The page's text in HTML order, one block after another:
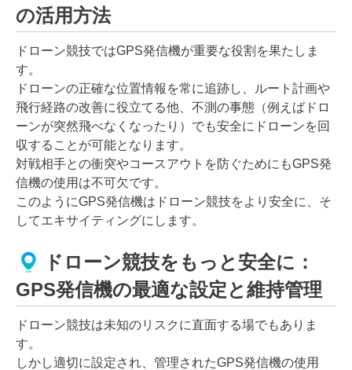
の活用方法
ドローン競技ではGPS発信機が重要な役割を果たしま
す。
ドローンの正確な位置情報を常に追跡し、ルート計画や
飛行経路の改善に役立てる他、不測の事態（例えばドロ
ーンが突然飛べなくなったり）でも安全にドローンを回
収することが可能となります。
対戦相手との衝突やコースアウトを防ぐためにもGPS発
信機の使用は不可欠です。
このようにGPS発信機はドローン競技をより安全に、そ
してエキサイティングにします。
ドローン競技をもっと安全に：
GPS発信機の最適な設定と維持管理
ドローン競技は未知のリスクに直面する場でもありま
す。
しかし適切に設定され、管理されたGPS発信機の使用